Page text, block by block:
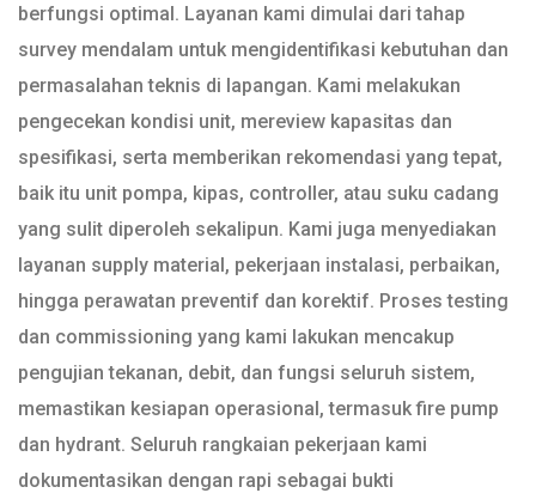
berfungsi optimal. Layanan kami dimulai dari tahap
survey mendalam untuk mengidentifikasi kebutuhan dan
permasalahan teknis di lapangan. Kami melakukan
pengecekan kondisi unit, mereview kapasitas dan
spesifikasi, serta memberikan rekomendasi yang tepat,
baik itu unit pompa, kipas, controller, atau suku cadang
yang sulit diperoleh sekalipun. Kami juga menyediakan
layanan supply material, pekerjaan instalasi, perbaikan,
hingga perawatan preventif dan korektif. Proses testing
dan commissioning yang kami lakukan mencakup
pengujian tekanan, debit, dan fungsi seluruh sistem,
memastikan kesiapan operasional, termasuk fire pump
dan hydrant. Seluruh rangkaian pekerjaan kami
dokumentasikan dengan rapi sebagai bukti